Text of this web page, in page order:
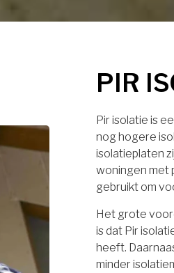
PIR
Pir isolatie is
nog hogere
isolatieplaten
woningen met
gebruikt om
Het grote
is dat Pir
heeft.
minder